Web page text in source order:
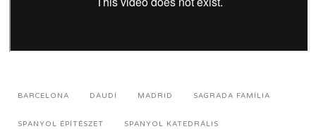
BARCELONA DAUDÍ MADRID SAGRADA FAMÍLIA
SPANYOL ÉPÍTÉSZET SPANYOL KATEDRÁLIS